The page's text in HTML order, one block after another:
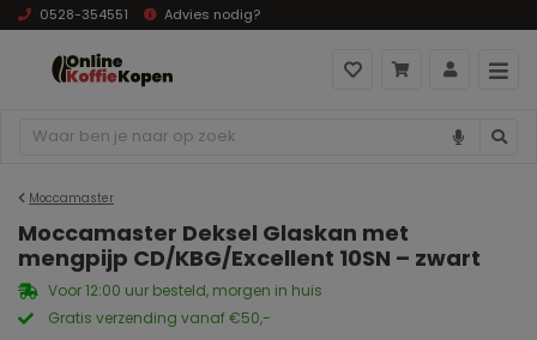
0528-354551 Advies nodig?
Moccamaster
Moccamaster Deksel Glaskan met
mengpijp CD/KBG/Excellent 10SN – zwart
Voor 12:00 uur besteld, morgen in huis
Gratis verzending vanaf €50,-